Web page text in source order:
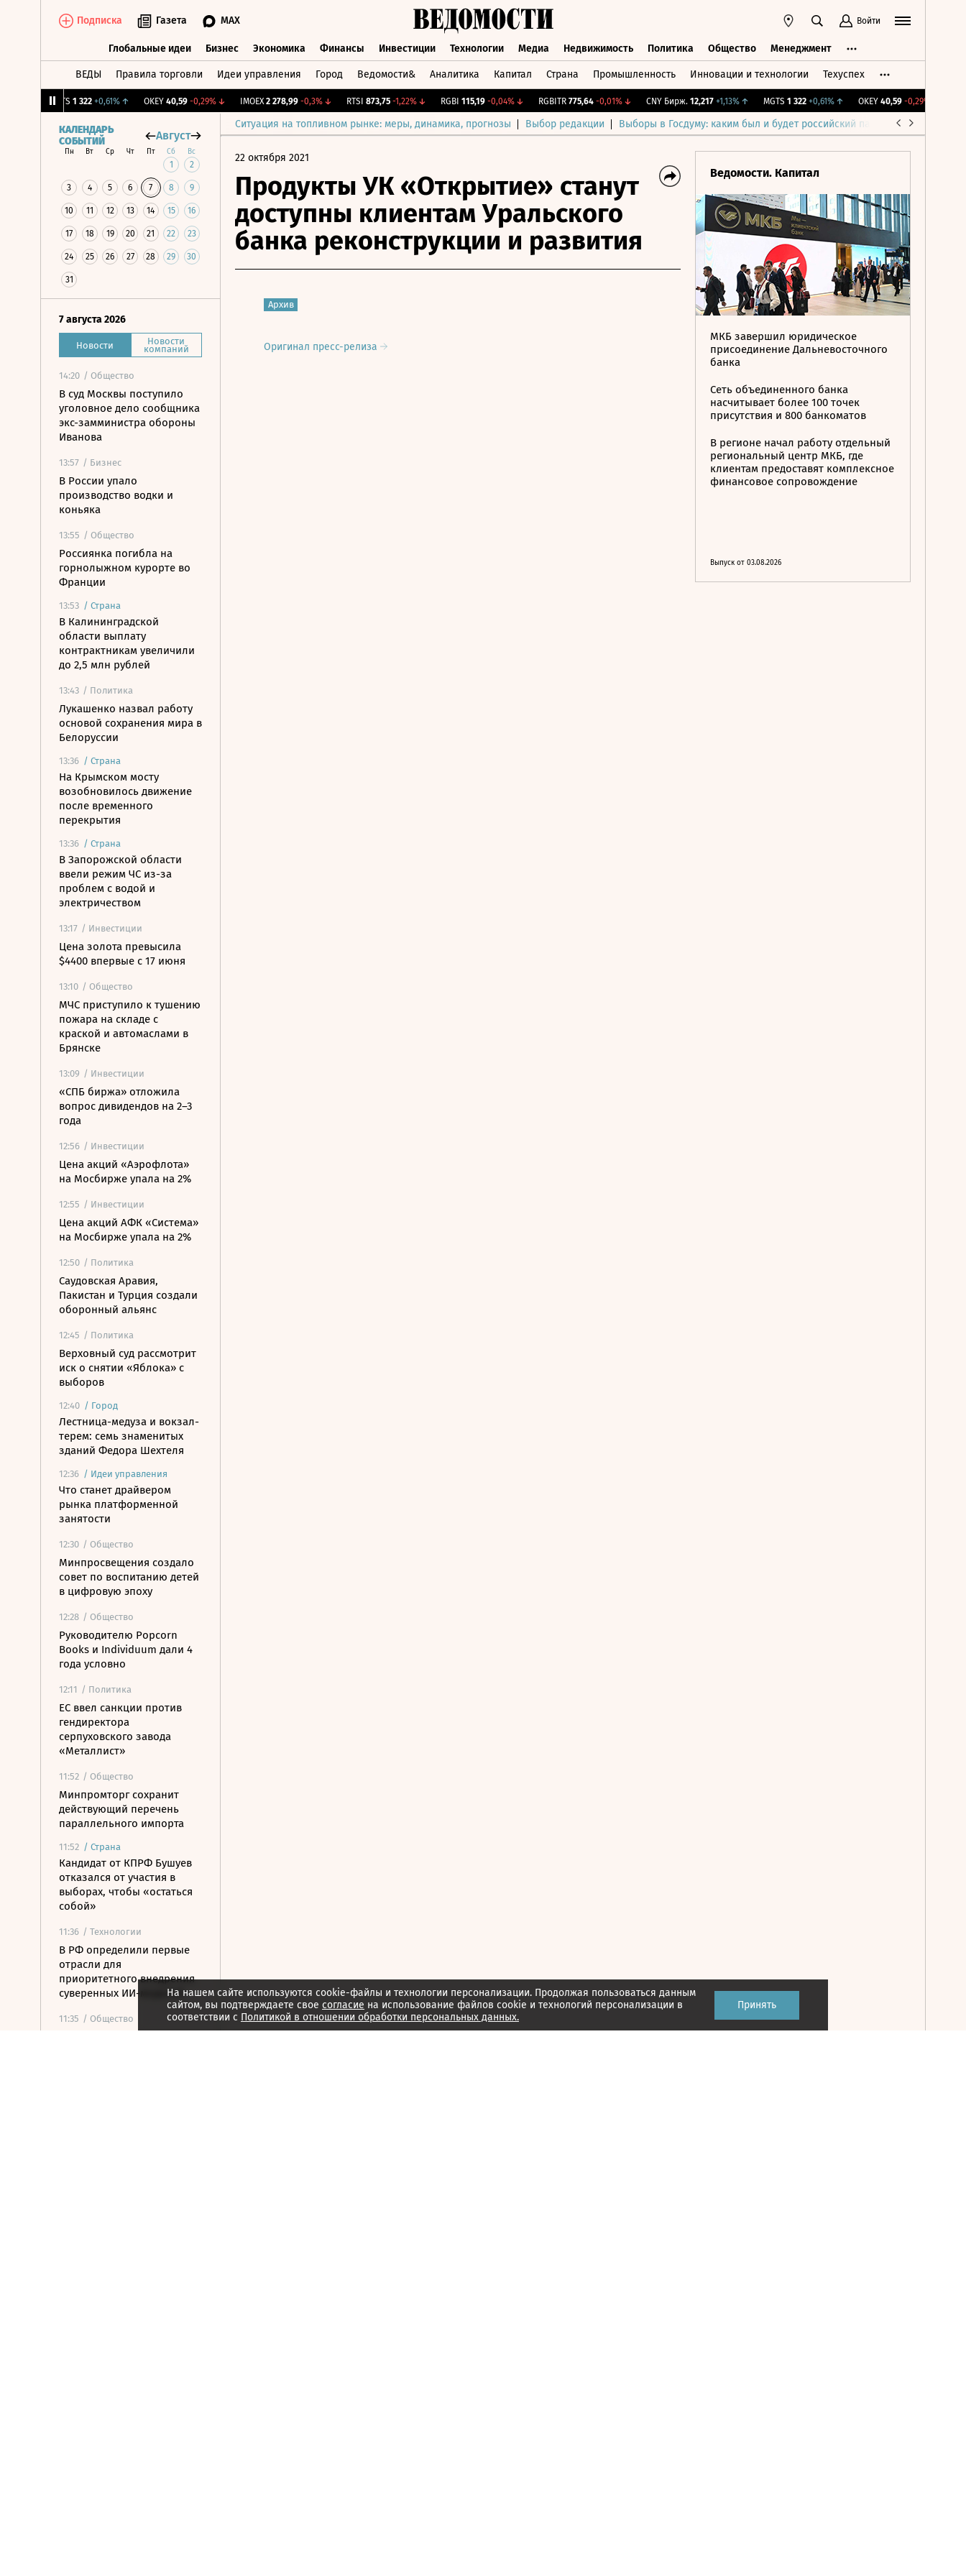
Подписка Газета MAX Войти
Глобальные идеи Бизнес Экономика Финансы Инвестиции Технологии Медиа Недвижимость Политика Общество Менеджмент
ВЕДЫ Правила торговли Идеи управления Город Ведомости& Аналитика Капитал Страна Промышленность Инновации и технологии Техуспех
1 322 +0,61%↑ OKEY 40,59 -0,29%↓ IMOEX 2 278,99 -0,3%↓ RTSI 873,75 -1,22%↓ RGBI 115,19 -0,04%↓ RGBITR 775,64 -0,01%↓ CNY Бирж. 12,217 +1,13%↑ MGTS 1 322 +0,61%↑ OKEY 40,59 -0,29%↓
Ситуация на топливном рынке: меры, динамика, прогнозы Выбор редакции Выборы в Госдуму: каким был и будет российский парламент
КАЛЕНДАРЬ
СОБЫТИЙ
Август
Пн Вт Ср Чт Пт Сб Вс
1 2
3 4 5 6 7 8 9
10 11 12 13 14 15 16
17 18 19 20 21 22 23
24 25 26 27 28 29 30
31
7 августа 2026
Новости Новости
компаний
14:20 / Общество
В суд Москвы поступило
уголовное дело сообщника
экс-замминистра обороны
Иванова
13:57 / Бизнес
В России упало
производство водки и
коньяка
13:55 / Общество
Россиянка погибла на
горнолыжном курорте во
Франции
13:53 / Страна
В Калининградской
области выплату
контрактникам увеличили
до 2,5 млн рублей
13:43 / Политика
Лукашенко назвал работу
основой сохранения мира в
Белоруссии
13:36 / Страна
На Крымском мосту
возобновилось движение
после временного
перекрытия
13:36 / Страна
В Запорожской области
ввели режим ЧС из-за
проблем с водой и
электричеством
13:17 / Инвестиции
Цена золота превысила
$4400 впервые с 17 июня
13:10 / Общество
МЧС приступило к тушению
пожара на складе с
краской и автомаслами в
Брянске
13:09 / Инвестиции
«СПБ биржа» отложила
вопрос дивидендов на 2–3
года
12:56 / Инвестиции
Цена акций «Аэрофлота»
на Мосбирже упала на 2%
12:55 / Инвестиции
Цена акций АФК «Система»
на Мосбирже упала на 2%
12:50 / Политика
Саудовская Аравия,
Пакистан и Турция создали
оборонный альянс
12:45 / Политика
Верховный суд рассмотрит
иск о снятии «Яблока» с
выборов
12:40 / Город
Лестница-медуза и вокзал-
терем: семь знаменитых
зданий Федора Шехтеля
12:36 / Идеи управления
Что станет драйвером
рынка платформенной
занятости
12:30 / Общество
Минпросвещения создало
совет по воспитанию детей
в цифровую эпоху
12:28 / Общество
Руководителю Popcorn
Books и Individuum дали 4
года условно
12:11 / Политика
ЕС ввел санкции против
гендиректора
серпуховского завода
«Металлист»
11:52 / Общество
Минпромторг сохранит
действующий перечень
параллельного импорта
11:52 / Страна
Кандидат от КПРФ Бушуев
отказался от участия в
выборах, чтобы «остаться
собой»
11:36 / Технологии
В РФ определили первые
отрасли для
приоритетного внедрения
суверенных ИИ-моделей
11:35 / Общество
22 октября 2021
Продукты УК «Открытие» станут
доступны клиентам Уральского
банка реконструкции и развития
Архив
Оригинал пресс-релиза
Ведомости. Капитал
МКБ завершил юридическое
присоединение Дальневосточного
банка
Сеть объединенного банка
насчитывает более 100 точек
присутствия и 800 банкоматов
В регионе начал работу отдельный
региональный центр МКБ, где
клиентам предоставят комплексное
финансовое сопровождение
Выпуск от 03.08.2026
На нашем сайте используются cookie-файлы и технологии персонализации. Продолжая пользоваться данным
сайтом, вы подтверждаете свое согласие на использование файлов cookie и технологий персонализации в
соответствии с Политикой в отношении обработки персональных данных.
Принять